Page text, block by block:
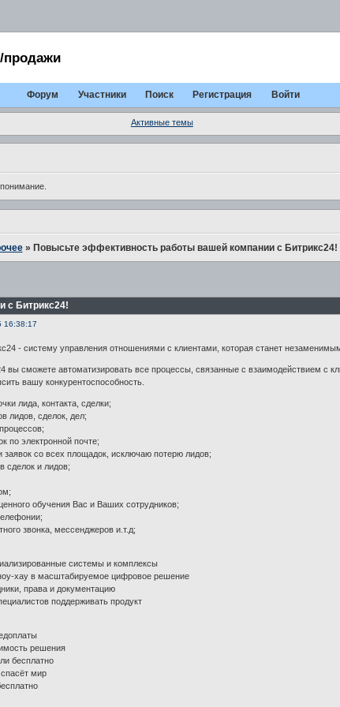
продажи
Форум Участники Поиск Регистрация Войти
Активные темы
» Повысьте эффективность работы вашей компании с Битрикс24!
с Битрикс24!
16:38:17
- систему управления отношениями с клиентами, которая станет
сможете автоматизировать все процессы, связанные с взаимодействием с
вашу конкурентоспособность.
лида, контакта, сделки;
лидов, сделок, дел;
по электронной почте;
заявок со всех площадок, исключаю потерю лидов;
сделок и лидов;
обучения Вас и Ваших сотрудников;
звонка, мессенджеров и.т.д;
системы и комплексы
хау в масштабируемое цифровое решение
права и документацию
поддерживать продукт
решения
бесплатно
мир